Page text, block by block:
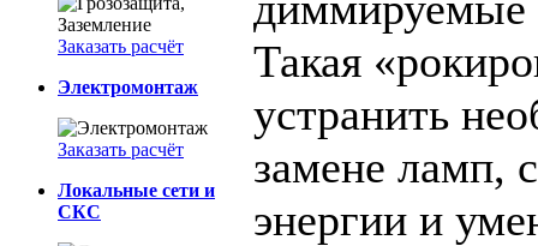
Заказать расчёт
Электромонтаж
Заказать расчёт
Локальные сети и
СКС
Такая
устранить
замене ламп,
энергии и